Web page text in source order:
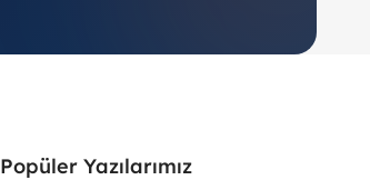
Popüler Yazılarımız